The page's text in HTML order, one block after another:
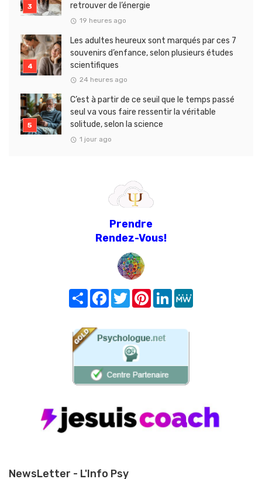
retrouver de l’énergie
19 heures ago
Les adultes heureux sont marqués par ces 7
souvenirs d’enfance, selon plusieurs études
scientifiques
24 heures ago
C’est à partir de ce seuil que le temps passé
seul va vous faire ressentir la véritable
solitude, selon la science
1 jour ago
Prendre
Rendez-Vous!
Share FacebookTwitterPinterest
LinkedIn
NewsLetter - L'Info Psy